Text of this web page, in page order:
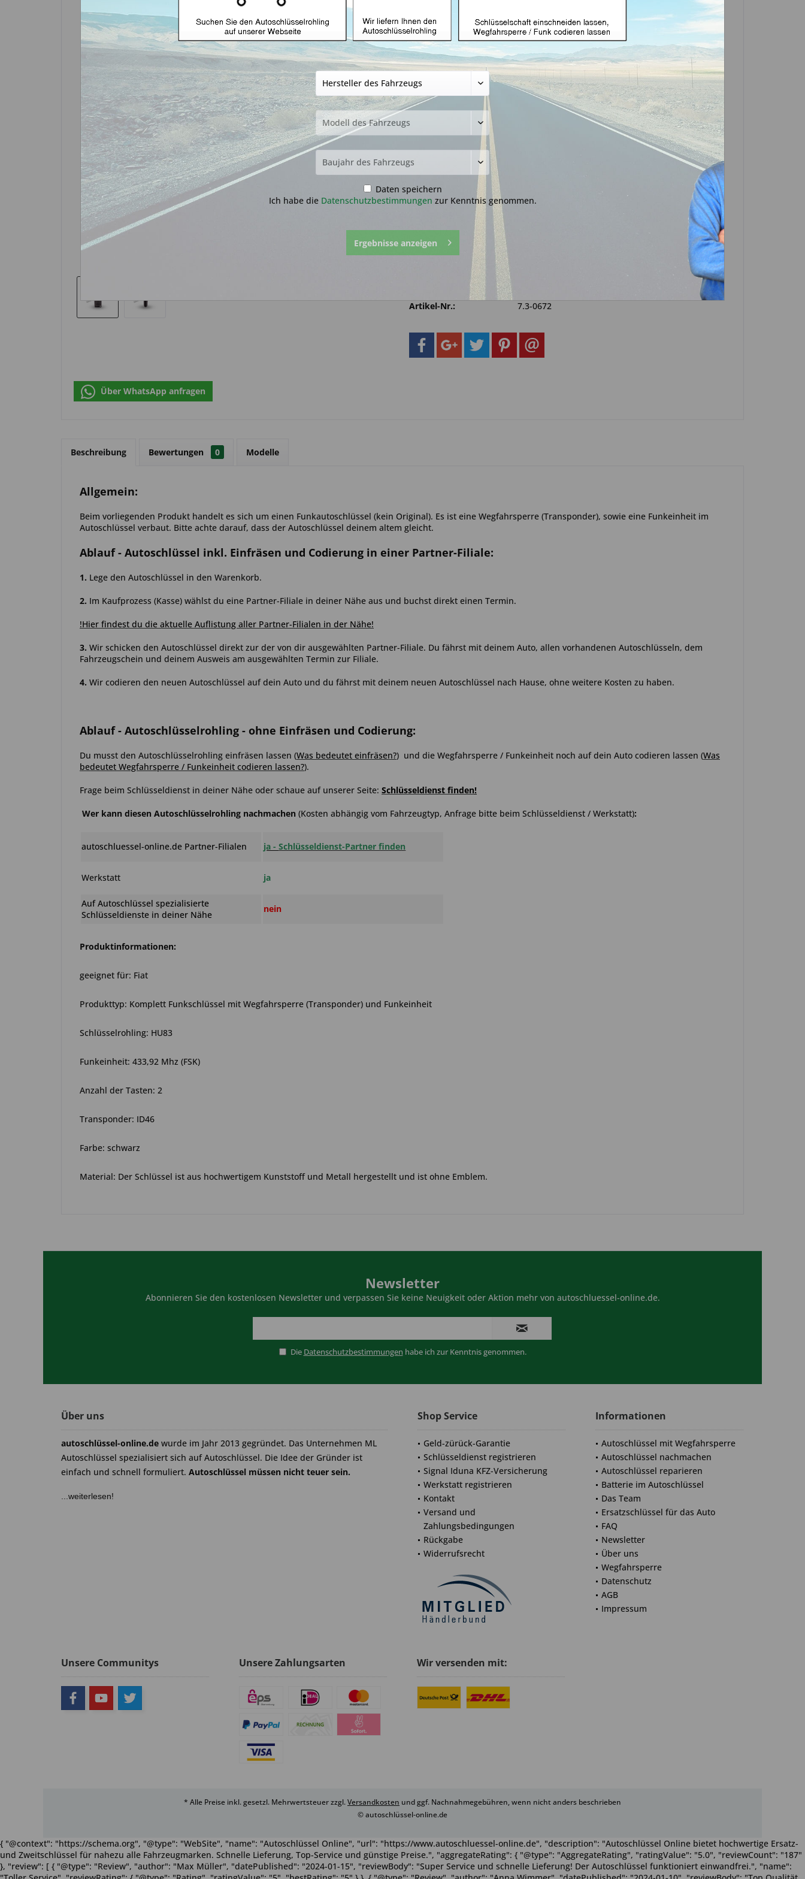
ID46 und HU83 (Aftermarket Produkt)
54,99 € *
inkl. MwSt.zzgl. Versandkosten
Lieferzeit ca. 1-3 Werktage
NEU: Kompletten Autoschlüssel in einer Partner-Filiale deiner Nähe
nachmachen lassen:
Der genaue Ablauf befindet sich in der Beschreibung. Scrolle einfach
runter.
Fragen zum Artikel?
Artikel-Nr.: 7.3-0672
Über WhatsApp anfragen
Beschreibung Bewertungen 0 Modelle
Allgemein:
Beim vorliegenden Produkt handelt es sich um einen Funkautoschlüssel (kein Original). Es ist eine Wegfahrsperre (Transponder), sowie eine Funkeinheit im
Autoschlüssel verbaut. Bitte achte darauf, dass der Autoschlüssel deinem altem gleicht.
Ablauf- Autoschlüssel inkl. Einfräsen und Codierung in einer Partner-Filiale:
1. Lege den Autoschlüssel in den Warenkorb.
2. Im Kaufprozess (Kasse) wählst du eine Partner-Filiale in deiner Nähe aus und buchst direkt einen Termin.
!Hier findest du die aktuelle Auflistung aller Partner-Filialen in der Nähe!
3. Wir schicken den Autoschlüssel direkt zur der von dir ausgewählten Partner-Filiale. Du fährst mit deinem Auto, allen vorhandenen Autoschlüsseln, dem
Fahrzeugschein und deinem Ausweis am ausgewählten Termin zur Filiale.
4. Wir codieren den neuen Autoschlüssel auf dein Auto und du fährst mit deinem neuen Autoschlüssel nach Hause, ohne weitere Kosten zu haben.
Ablauf- Autoschlüsselrohling - ohne Einfräsen und Codierung:
Du musst den Autoschlüsselrohling einfräsen lassen (Was bedeutet einfräsen?) und die Wegfahrsperre / Funkeinheit noch auf dein Auto codieren lassen (Was
bedeutet Wegfahrsperre / Funkeinheit codieren lassen?).
Frage beim Schlüsseldienst in deiner Nähe oder schaue auf unserer Seite: Schlüsseldienst finden!
Wer kann diesen Autoschlüsselrohling nachmachen (Kosten abhängig vom Fahrzeugtyp, Anfrage bitte beim Schlüsseldienst / Werkstatt):
autoschluessel-online.de Partner-Filialen ja -Schlüsseldienst-Partner finden
Werkstatt ja
Auf Autoschlüssel spezialisierte
Schlüsseldienste in deiner Nähe
nein
Produktinformationen:
geeignet für: Fiat
Produkttyp: Komplett Funkschlüssel mit Wegfahrsperre (Transponder) und Funkeinheit
Schlüsselrohling: HU83
Funkeinheit: 433,92 Mhz (FSK)
Anzahl der Tasten: 2
Transponder: ID46
Farbe: schwarz
Material: Der Schlüssel ist aus hochwertigem Kunststoff und Metall hergestellt und ist ohne Emblem.
Newsletter
Abonnieren Sie den kostenlosen Newsletter und verpassen Sie keine Neuigkeit oder Aktion mehr von autoschluessel-online.de.
Die Datenschutzbestimmungen habe ich zur Kenntnis genommen.
Über uns
autoschlüssel-online.de wurde im Jahr 2013 gegründet. Das Unternehmen ML
Autoschlüssel spezialisiert sich auf Autoschlüssel. Die Idee der Gründer ist
einfach und schnell formuliert. Autoschlüssel müssen nicht teuer sein.
...weiterlesen!
Shop Service
Geld-zürück-Garantie
Schlüsseldienst registrieren
Signal Iduna KFZ-Versicherung
Werkstatt registrieren
Kontakt
Versand und
Zahlungsbedingungen
Rückgabe
Widerrufsrecht
Informationen
Autoschlüssel mit Wegfahrsperre
Autoschlüssel nachmachen
Autoschlüssel reparieren
Batterie im Autoschlüssel
Das Team
Ersatzschlüssel für das Auto
FAQ
Newsletter
Über uns
Wegfahrsperre
Datenschutz
AGB
Impressum
Unsere Communitys Unsere Zahlungsarten Wir versenden mit:
* Alle Preise inkl. gesetzl. Mehrwertsteuer zzgl.Versandkosten und ggf. Nachnahmegebühren, wenn nicht anders beschrieben
© autoschlüssel-online.de
{ "@context": "https://schema.org", "@type": "WebSite", "name": "Autoschlüssel Online", "url": "https://www.autoschluessel-online.de", "description": "Autoschlüssel Online bietet hochwertige Ersatz-
und Zweitschlüssel für nahezu alle Fahrzeugmarken. Schnelle Lieferung, Top-Service und günstige Preise.", "aggregateRating": { "@type": "AggregateRating", "ratingValue": "5.0", "reviewCount": "187"
}, "review": [ { "@type": "Review", "author": "Max Müller", "datePublished": "2024-01-15", "reviewBody": "Super Service und schnelle Lieferung! Der Autoschlüssel funktioniert einwandfrei.", "name":
Daten speichern
Ich habe die Datenschutzbestimmungen zur Kenntnis genommen.
Ergebnisse anzeigen